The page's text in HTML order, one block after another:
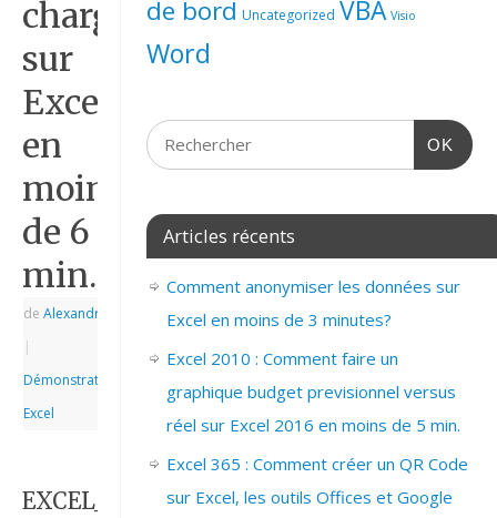
charge
sur
Excel
en
moins
de 6
min.
deAlexandre
|
Démonstrations
Excel
de bord Uncategorized VBA Visio
Word
OK
Articles récents
Comment anonymiser les données sur
Excel en moins de 3 minutes?
Excel 2010 : Comment faire un
graphique budget previsionnel versus
réel sur Excel 2016 en moins de 5 min.
Excel 365 : Comment créer un QR Code
sur Excel, les outils Offices et Google